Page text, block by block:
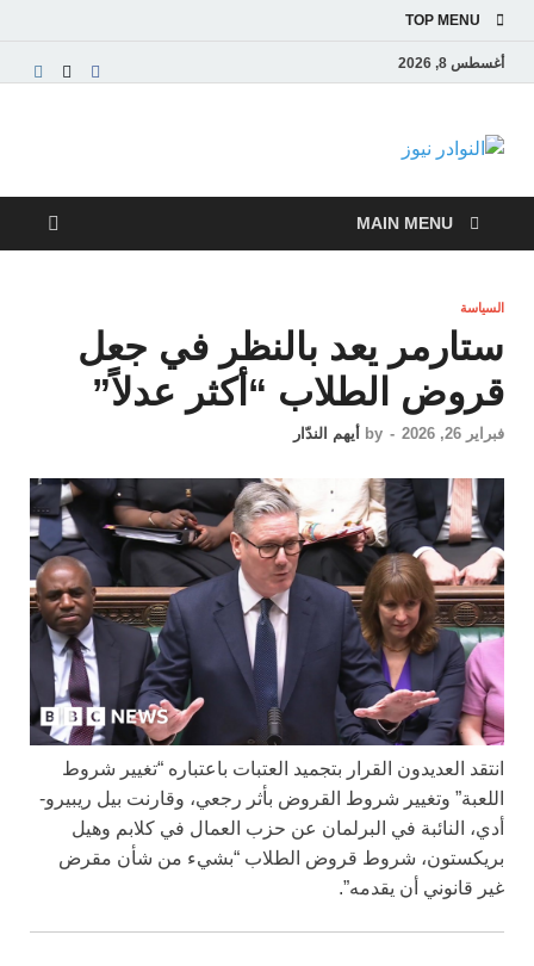
TOP MENU
أغسطس 8, 2026
النوادر نيوز
من العالم العربي والعالمي
MAIN MENU
السياسة
ستارمر يعد بالنظر في جعل
قروض الطلاب “أكثر عدلاً”
فبراير 26, 2026 -
by أيهم الندّار
انتقد العديدون القرار بتجميد العتبات باعتباره “تغيير شروط
اللعبة” وتغيير شروط القروض بأثر رجعي، وقارنت بيل ريبيرو-
أدي، النائبة في البرلمان عن حزب العمال في كلابم وهيل
بريكستون، شروط قروض الطلاب “بشيء من شأن مقرض
غير قانوني أن يقدمه”.